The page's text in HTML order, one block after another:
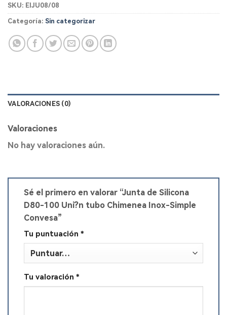
SKU: EIJU08/08
Categoría: Sin categorizar
VALORACIONES (0)
Valoraciones
No hay valoraciones aún.
Sé el primero en valorar “Junta de Silicona
D80-100 Uni?n tubo Chimenea Inox-Simple
Convesa”
Tu puntuación *
Tu valoración *